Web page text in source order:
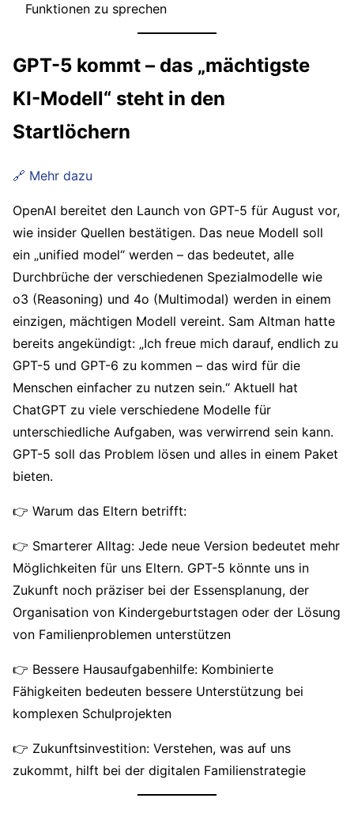
Funktionen zu sprechen
GPT-5 kommt – das „mächtigste
KI-Modell“ steht in den
Startlöchern
🔗 Mehr dazu
OpenAI bereitet den Launch von GPT-5 für August vor,
wie insider Quellen bestätigen. Das neue Modell soll
ein „unified model“ werden – das bedeutet, alle
Durchbrüche der verschiedenen Spezialmodelle wie
o3 (Reasoning) und 4o (Multimodal) werden in einem
einzigen, mächtigen Modell vereint. Sam Altman hatte
bereits angekündigt: „Ich freue mich darauf, endlich zu
GPT-5 und GPT-6 zu kommen – das wird für die
Menschen einfacher zu nutzen sein.“ Aktuell hat
ChatGPT zu viele verschiedene Modelle für
unterschiedliche Aufgaben, was verwirrend sein kann.
GPT-5 soll das Problem lösen und alles in einem Paket
bieten.
👉 Warum das Eltern betrifft:
👉 Smarterer Alltag: Jede neue Version bedeutet mehr
Möglichkeiten für uns Eltern. GPT-5 könnte uns in
Zukunft noch präziser bei der Essensplanung, der
Organisation von Kindergeburtstagen oder der Lösung
von Familienproblemen unterstützen
👉 Bessere Hausaufgabenhilfe: Kombinierte
Fähigkeiten bedeuten bessere Unterstützung bei
komplexen Schulprojekten
👉 Zukunftsinvestition: Verstehen, was auf uns
zukommt, hilft bei der digitalen Familienstrategie